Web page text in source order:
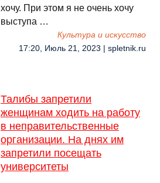
хочу. При этом я не очень хочу
выступа …
Культура и искусство
17:20, Июль 21, 2023 | spletnik.ru
Талибы запретили
женщинам ходить на работу
в неправительственные
организации. На днях им
запретили посещать
университеты